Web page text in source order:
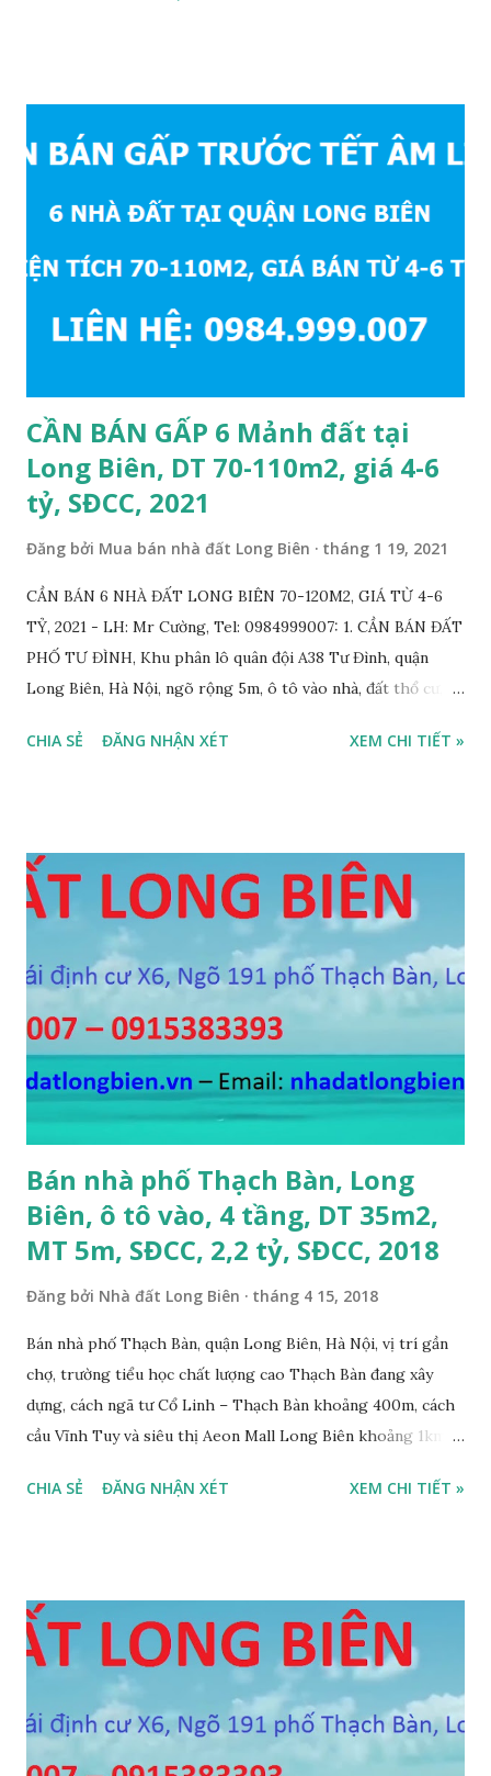
CẦN BÁN GẤP 6 Mảnh đất tại
Long Biên, DT 70-110m2, giá 4-6
tỷ, SĐCC, 2021
Đăng bởi Mua bán nhà đất Long Biên tháng 1 19, 2021
CẦN BÁN 6 NHÀ ĐẤT LONG BIÊN 70-120M2, GIÁ TỪ 4-6
TỶ, 2021 - LH: Mr Cường, Tel: 0984999007: 1. CẦN BÁN ĐẤT
PHỐ TƯ ĐÌNH, Khu phân lô quân đội A38 Tư Đình, quận
Long Biên, Hà Nội, ngõ rộng 5m, ô tô vào nhà, đất thổ cư,
BÁN: 4.2 TỶ, có thương lượng; 2. CẦN BÁN GẤP đất ngõ 134
564 Nguyễn Văn Cừ, Gia Thụy, ô tô cách 15m, DT 112m2, MT
11m, chia 3 suất, hướng Đông Nam, SĐCC, giá bán: 5,7 tỷ, có
thương lượng 4. CẦN BÁN GẤP đất mặt hồ Cự Khối, gần cầu
Thanh Trì, mặt hồ rộng 2ha, đường 6m, DT 110m2, MT 6m,
hướng Tây Nam, SĐCC, giá bán: 5.5 tỷ, có thương lượng; 5.
CẦN BÁN GẤP đất đấu giá A1A2A3 Cự Khối, gần cầu Thanh
Trì, đường 8.5m, DT 66m2, MT 5.5m, hướng Đông Bắc, SĐCC,
giá bán: 4.2 tỷ, có thương lượng; 6. CẦN BÁN GẤP đất Ngõ 38
phố Tư Đình, gần đường Cổ Linh, ngõ 3m, DT...
CHIA SẺ ĐĂNG NHẬN XÉT XEM CHI TIẾT »
Bán nhà phố Thạch Bàn, Long
Biên, ô tô vào, 4 tầng, DT 35m2,
MT 5m, SĐCC, 2,2 tỷ, SĐCC, 2018
Đăng bởi Nhà đất Long Biên tháng 4 15, 2018
Bán nhà phố Thạch Bàn, quận Long Biên, Hà Nội, vị trí gần
chợ, trường tiểu học chất lượng cao Thạch Bàn đang xây
dựng, cách ngã tư Cổ Linh – Thạch Bàn khoảng 400m, cách
cầu Vĩnh Tuy và siêu thị Aeon Mall Long Biên khoảng 1km,
4 tầng, diện tích mặt bằng 35m2, mặt tiền 5m, thiết kế 3
trung gian, Môi giới và Quảng cáo trực tuyến ĐÃ BÁN
CHIA SẺ ĐĂNG NHẬN XÉT XEM CHI TIẾT »